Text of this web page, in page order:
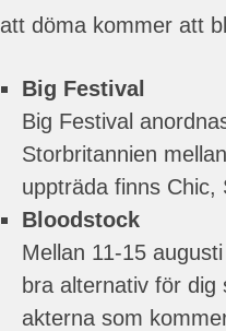
att döma kommer att
Big Festival
Big Festival
Storbritannien
uppträda finns Chic,
Bloodstock
Mellan 11-15
bra alternativ för
akterna som